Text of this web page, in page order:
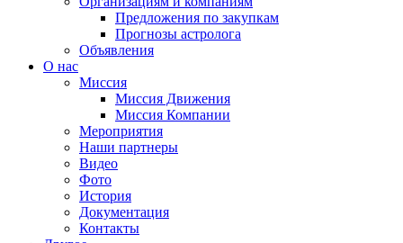
Предложения по закупкам
Прогнозы астролога
Объявления
О нас
Миссия
Миссия Движения
Миссия Компании
Мероприятия
Наши партнеры
Видео
Фото
История
Документация
Контакты